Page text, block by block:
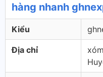
hàng nhanh
Kiểu
Địa chỉ